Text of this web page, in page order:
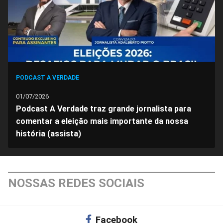
PODCAST A VERDADE
01/07/2026
Podcast A Verdade traz grande jornalista para
comentar a eleição mais importante da nossa
história (assista)
NOSSAS REDES SOCIAIS
Facebook